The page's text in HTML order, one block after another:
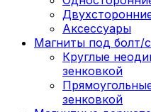
Аксессуары
Магниты под болт/
Круглые
зенковкой
зенковкой